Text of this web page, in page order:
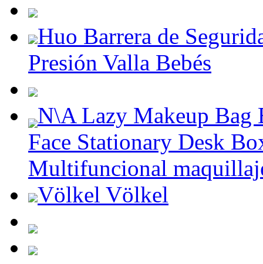
Huo Barrera de
Presión Valla Bebés
N\A Lazy Makeup Bag
Face Stationary Desk
Multifuncional
Völkel Völkel